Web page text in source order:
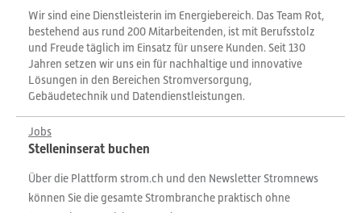
Wir sind eine Dienstleisterin im Energiebereich. Das Team Rot,
bestehend aus rund 200 Mitarbeitenden, ist mit Berufsstolz
und Freude täglich im Einsatz für unsere Kunden. Seit 130
Jahren setzen wir uns ein für nachhaltige und innovative
Lösungen in den Bereichen Stromversorgung,
Gebäudetechnik und Datendienstleistungen.
Jobs
Stelleninserat buchen
Über die Plattform strom.ch und den Newsletter Stromnews
können Sie die gesamte Strombranche praktisch ohne